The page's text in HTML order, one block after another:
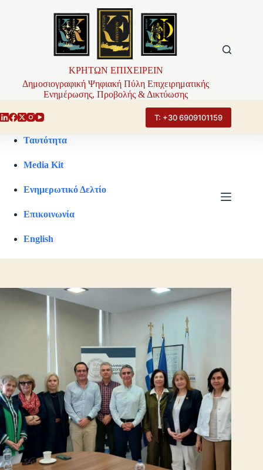
ΚΡΗΤΩΝ ΕΠΙΧΕΙΡΕΙΝ
Δημοσιογραφική Ψηφιακή Πύλη Επιχειρηματικής
Ενημέρωσης, Προβολής & Δικτύωσης
Τ: +30 6909101159
Ταυτότητα
Media Kit
Ενημερωτικό Δελτίο
Επικοινωνία
English